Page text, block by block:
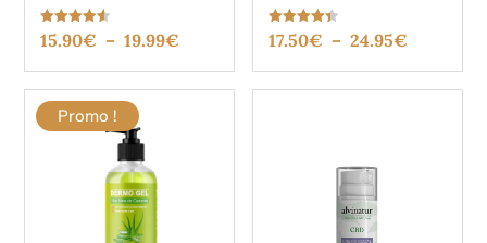
Note
4.49
15.90€ – 19.99€
de
prix :
Note
4.37
17.50€ – 24.95€
de
prix :
Promo !